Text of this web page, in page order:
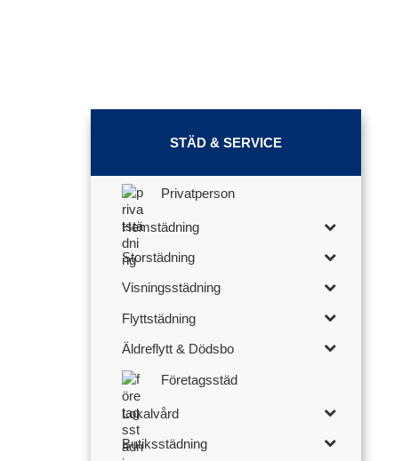
STÄD & SERVICE
Privatperson
Hemstädning
Storstädning
Visningsstädning
Flyttstädning
Äldreflytt & Dödsbo
Företagsstäd
Lokalvård
Butiksstädning